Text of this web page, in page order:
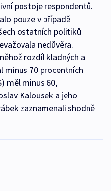
postoje respondentů.
pouze v případě
ostatních politiků
nedůvěra.
rozdíl kladných a
minus 70 procentních
měl minus 60,
Kalousek a jeho
zaznamenali shodně